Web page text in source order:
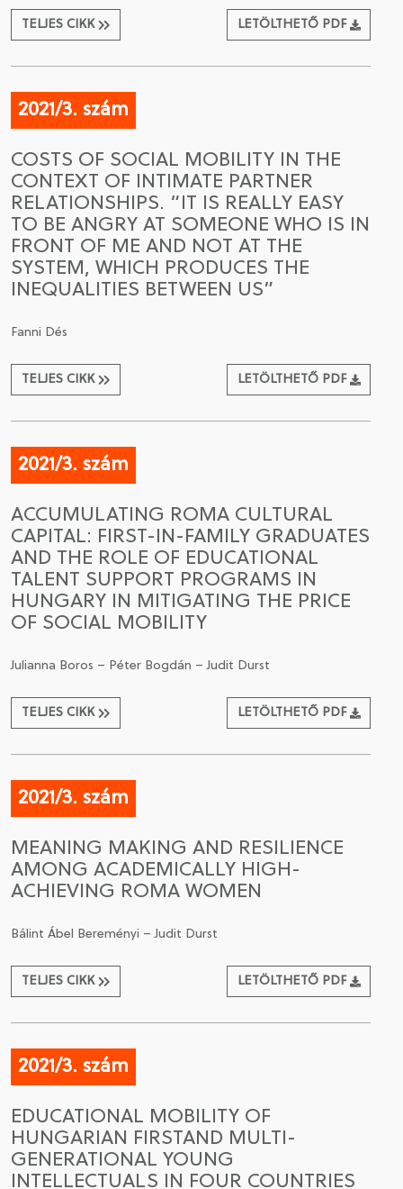
TELJES CIKK LETÖLTHETŐ PDF
2021/3. szám
COSTS OF SOCIAL MOBILITY IN THE
CONTEXT OF INTIMATE PARTNER
RELATIONSHIPS. “IT IS REALLY EASY
TO BE ANGRY AT SOMEONE WHO IS IN
FRONT OF ME AND NOT AT THE
SYSTEM, WHICH PRODUCES THE
INEQUALITIES BETWEEN US”
Fanni Dés
TELJES CIKK LETÖLTHETŐ PDF
2021/3. szám
ACCUMULATING ROMA CULTURAL
CAPITAL: FIRST-IN-FAMILY GRADUATES
AND THE ROLE OF EDUCATIONAL
TALENT SUPPORT PROGRAMS IN
HUNGARY IN MITIGATING THE PRICE
OF SOCIAL MOBILITY
Julianna Boros – Péter Bogdán – Judit Durst
TELJES CIKK LETÖLTHETŐ PDF
2021/3. szám
MEANING MAKING AND RESILIENCE
AMONG ACADEMICALLY HIGH-
ACHIEVING ROMA WOMEN
Bálint Ábel Bereményi – Judit Durst
TELJES CIKK LETÖLTHETŐ PDF
2021/3. szám
EDUCATIONAL MOBILITY OF
HUNGARIAN FIRSTAND MULTI-
GENERATIONAL YOUNG
INTELLECTUALS IN FOUR COUNTRIES